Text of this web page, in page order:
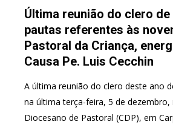
Última reunião do clero de
pautas referentes às
Pastoral da Criança,
Causa Pe. Luis Cecchin
A última reunião do clero deste ano
na última terça-feira, 5 de dezembro,
Diocesano de Pastoral (CDP), em